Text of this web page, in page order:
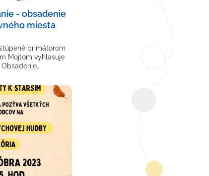
- obsadenie
miesta
primátorom
Mojtom vyhlasuje